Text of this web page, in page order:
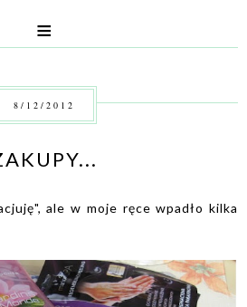
≡
8/12/2012
ale w moje ręce wpadło kilka